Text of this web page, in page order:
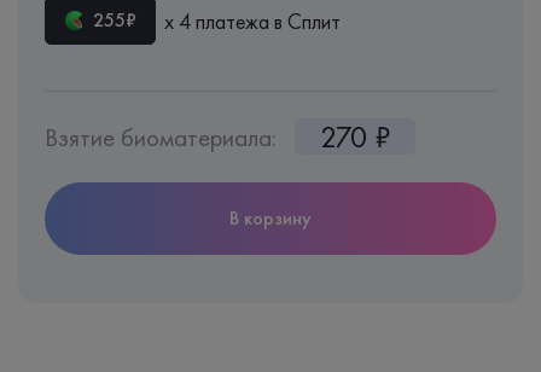
255₽ х 4 платежа в Сплит
Взятие биоматериала: 270 ₽
В корзину